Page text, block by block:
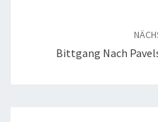
Bittgang Nach